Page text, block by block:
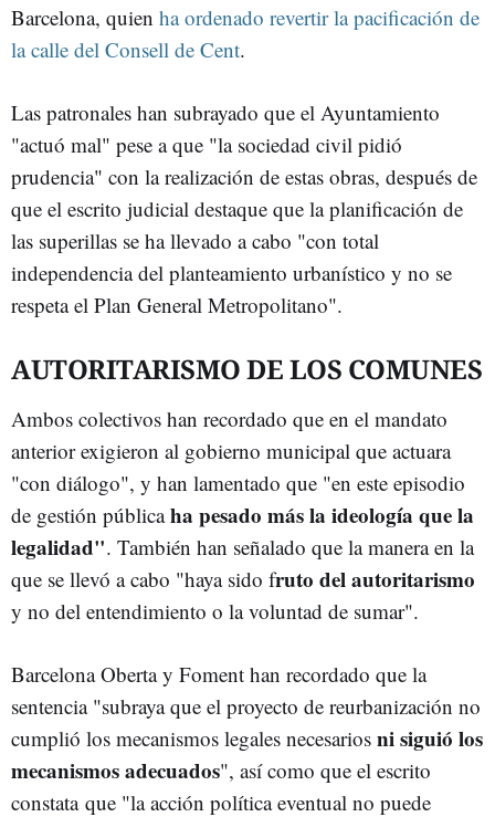
Barcelona, quien ha ordenado revertir la pacificación de
la calle del Consell de Cent.
Las patronales han subrayado que el Ayuntamiento
"actuó mal" pese a que "la sociedad civil pidió
prudencia" con la realización de estas obras, después de
que el escrito judicial destaque que la planificación de
las superillas se ha llevado a cabo "con total
independencia del planteamiento urbanístico y no se
respeta el Plan General Metropolitano".
AUTORITARISMO DE LOS COMUNES
Ambos colectivos han recordado que en el mandato
anterior exigieron al gobierno municipal que actuara
"con diálogo", y han lamentado que "en este episodio
de gestión públicaha pesado más la ideología que la
legalidad". También han señalado que la manera en la
que se llevó a cabo "haya sido fruto del autoritarismo
y no del entendimiento o la voluntad de sumar".
Barcelona Oberta y Foment han recordado que la
sentencia "subraya que el proyecto de reurbanización no
cumplió los mecanismos legales necesarios ni siguió los
mecanismos adecuados", así como que el escrito
constata que "la acción política eventual no puede